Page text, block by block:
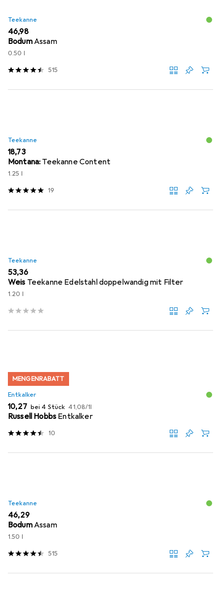
Teekanne
EUR
46,98
BodumAssam
0.50 l
515
Teekanne
EUR
18,73
Montana: Teekanne Content
1.25 l
19
Teekanne
EUR
53,36
Weis Teekanne Edelstahl doppelwandig mit Filter
1.20 l
MENGENRABATT
Entkalker
EUR
10,27 bei 4 Stück EUR
41,08/1l
Russell Hobbs Entkalker
10
Teekanne
EUR
46,29
BodumAssam
1.50 l
515